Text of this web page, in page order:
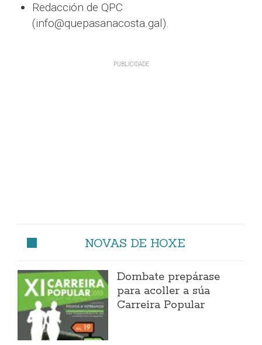
Redacción de QPC
(info@quepasanacosta.gal).
NOVAS DE HOXE
Dombate prepárase
para acoller a súa
Carreira Popular